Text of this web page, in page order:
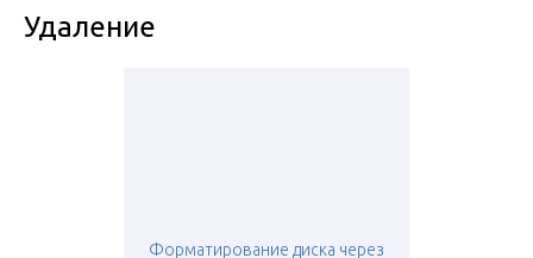
Удаление
Форматирование диска через